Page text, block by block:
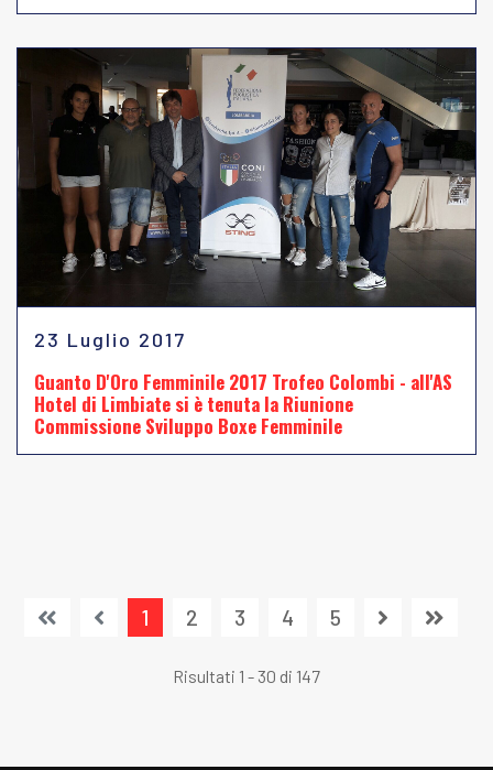
23 Luglio 2017
Guanto D'Oro Femminile 2017 Trofeo Colombi - all'AS
Hotel di Limbiate si è tenuta la Riunione
Commissione Sviluppo Boxe Femminile
1 2 3 4 5
Risultati 1 - 30 di 147